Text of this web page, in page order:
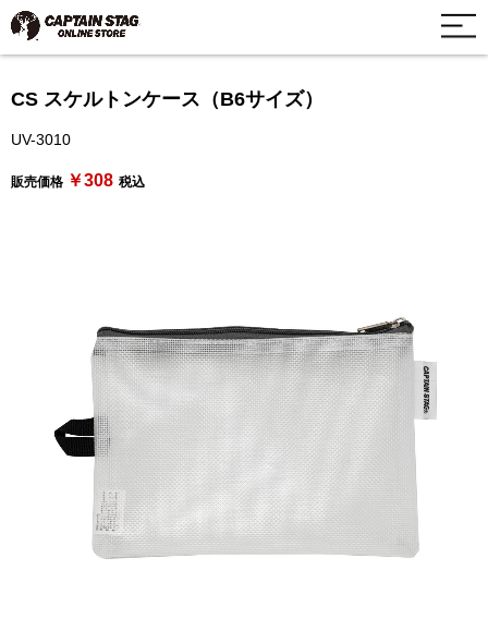
CS スケルトンケース（B6サイズ）
UV-3010
販売価格 ￥308 税込